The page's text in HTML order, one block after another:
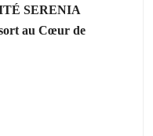
SERENIA
au Cœur de